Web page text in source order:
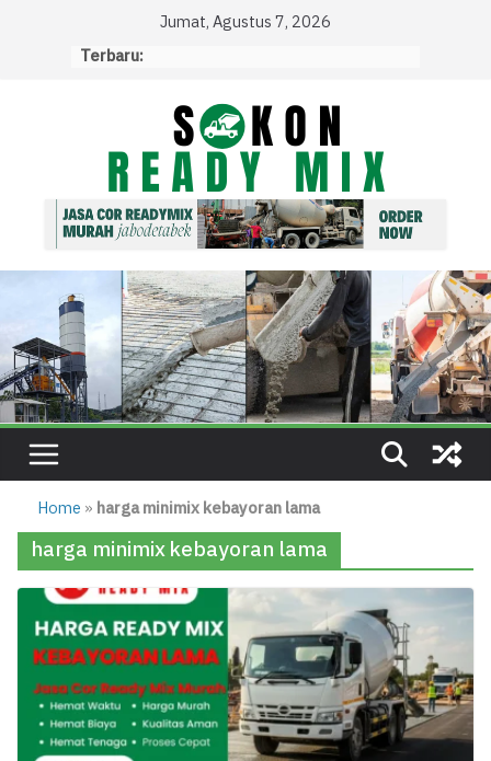
Jumat, Agustus 7, 2026
Terbaru:
Home » harga minimix kebayoran lama
harga minimix kebayoran lama